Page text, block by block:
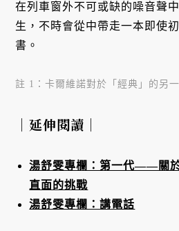
在列車窗外不可或缺的噪音聲
生，不時會從中帶走一本即使
書。
註 1：卡爾維諾對於「經典」的另一
｜延伸閱讀｜
湯舒雯專欄：第一代——關
直面的挑戰
湯舒雯專欄：講電話